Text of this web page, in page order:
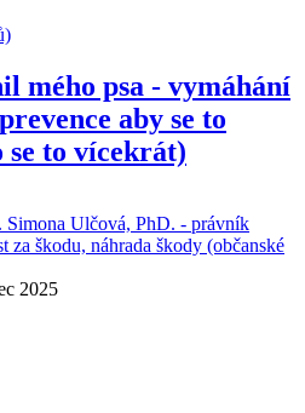
mého psa - vymáhání
aby se to
se to vícekrát)
Simona Ulčová, PhD. - právník
za škodu, náhrada škody (občanské
2025